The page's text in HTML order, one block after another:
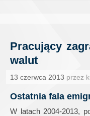
Pracujący
walut
13 czerwca 2013 przez
Ostatnia fala
W latach 2004-2013,